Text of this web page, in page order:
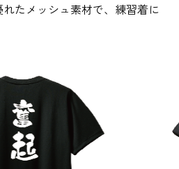
たメッシュ素材で、練習着に